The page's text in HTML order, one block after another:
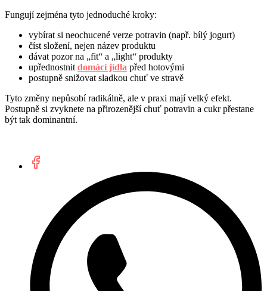
Fungují zejména tyto jednoduché kroky:
vybírat si neochucené verze potravin (např. bílý jogurt)
číst složení, nejen název produktu
dávat pozor na „fit“ a „light“ produkty
upřednostnit domácí jídla před hotovými
postupně snižovat sladkou chuť ve stravě
Tyto změny nepůsobí radikálně, ale v praxi mají velký efekt.
Postupně si zvyknete na přirozenější chuť potravin a cukr přestane
být tak dominantní.